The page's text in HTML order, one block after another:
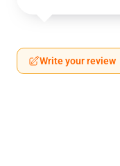
Write your review